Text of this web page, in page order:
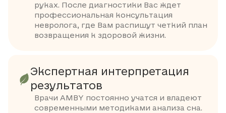
руках. После диагностики Вас ждет
профессиональная консультация
невролога, где Вам распишут четкий план
возвращения к здоровой жизни.
Экспертная интерпретация
результатов
Врачи AMBY постоянно учатся и владеют
современными методиками анализа сна.